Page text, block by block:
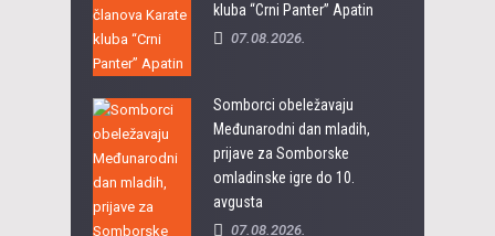
kluba “Crni Panter” Apatin
07.08.2026.
Somborci obeležavaju
Međunarodni dan mladih,
prijave za Somborske
omladinske igre do 10.
avgusta
07.08.2026.